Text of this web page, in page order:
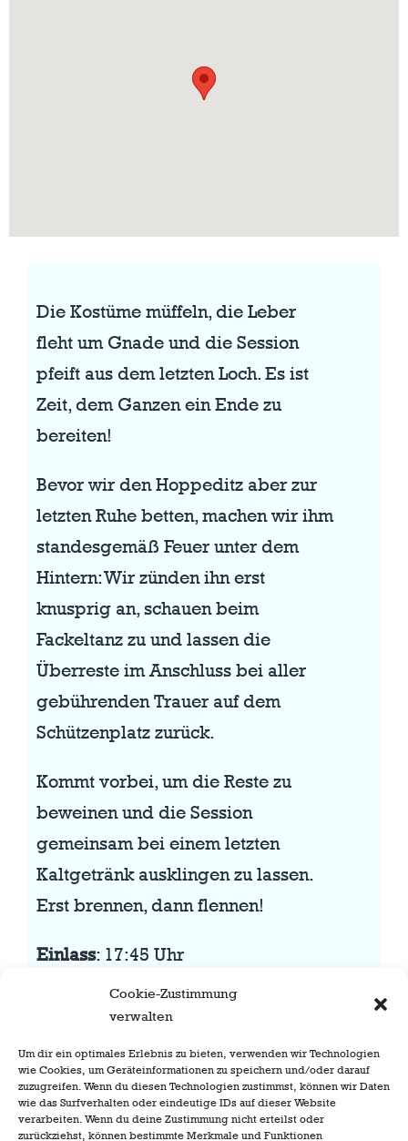
Cookie-Zustimmung
verwalten
Um dir ein optimales Erlebnis zu bieten, verwenden wir Technologien
wie Cookies, um Geräteinformationen zu speichern und/oder darauf
zuzugreifen. Wenn du diesen Technologien zustimmst, können wir Daten
wie das Surfverhalten oder eindeutige IDs auf dieser Website
verarbeiten. Wenn du deine Zustimmung nicht erteilst oder
zurückziehst, können bestimmte Merkmale und Funktionen
Die Kostüme müffeln, die Leber
fleht um Gnade und die Session
pfeift aus dem letzten Loch. Es ist
Zeit, dem Ganzen ein Ende zu
bereiten!
Bevor wir den Hoppeditz aber zur
letzten Ruhe betten, machen wir ihm
standesgemäß Feuer unter dem
Hintern: Wir zünden ihn erst
knusprig an, schauen beim
Fackeltanz zu und lassen die
Überreste im Anschluss bei aller
gebührenden Trauer auf dem
Schützenplatz zurück.
Kommt vorbei, um die Reste zu
beweinen und die Session
gemeinsam bei einem letzten
Kaltgetränk ausklingen zu lassen.
Erst brennen, dann flennen!
Einlass: 17:45 Uhr
: 18:11 Uhr
Der Eintritt ist frei!